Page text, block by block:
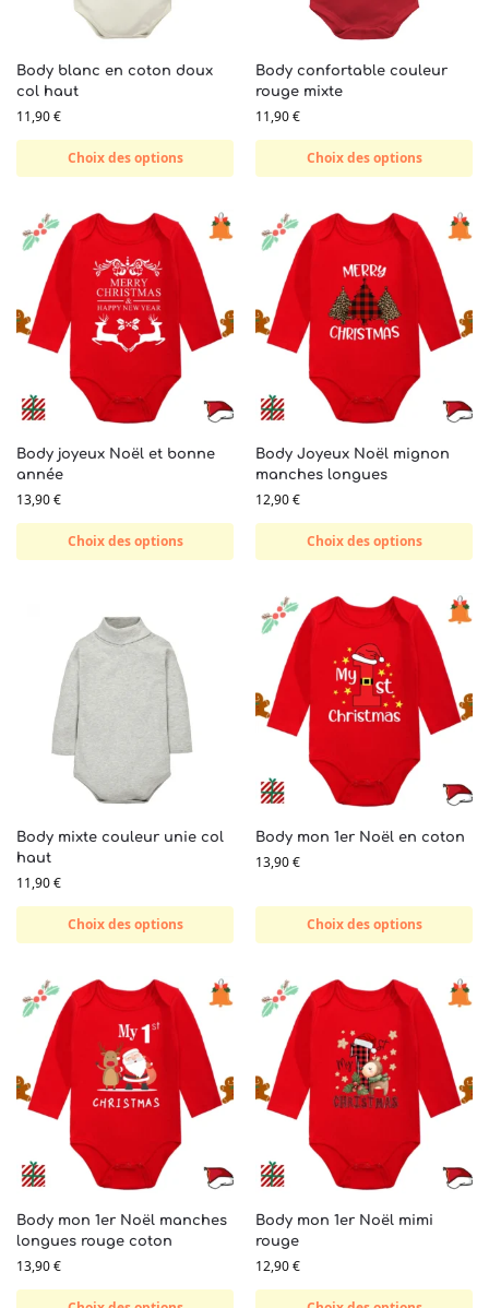
Body blanc en coton doux
col haut
11,90€
Choix des options
Body confortable couleur
rouge mixte
11,90€
Choix des options
Body joyeux Noël et bonne
année
13,90€
Choix des options
Body Joyeux Noël mignon
manches longues
12,90€
Choix des options
Body mixte couleur unie col
haut
11,90€
Choix des options
Body mon 1er Noël en coton
13,90€
Choix des options
Body mon 1er Noël manches
longues rouge coton
13,90€
Body mon 1er Noël mimi
rouge
12,90€